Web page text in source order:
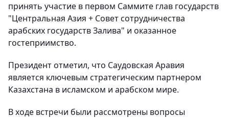
принять участие в первом Саммите глав государств
"Центральная Азия + Совет сотрудничества
арабских государств Залива" и оказанное
гостеприимство.
Президент отметил, что Саудовская Аравия
является ключевым стратегическим партнером
Казахстана в исламском и арабском мире.
В ходе встречи были рассмотрены вопросы